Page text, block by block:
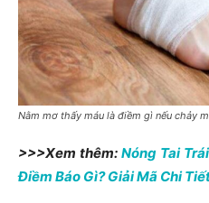
Nằm mơ thấy máu là điềm gì nếu chảy
>>>Xem thêm:Nóng Tai
Điềm Báo Gì? Giải Mã Chi